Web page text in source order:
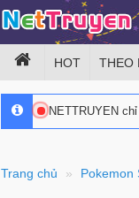
HOT THEO
NETTRUYEN chỉ
Trang chủ Pokemon